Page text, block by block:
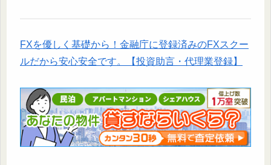
FXを優しく基礎から！金融庁に登録済みのFXスクー
ルだから安心安全です。【投資助言・代理業登録】